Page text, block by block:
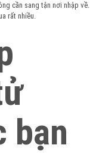
cần sang tận nơi nhập về.
rất nhiều.
bạn